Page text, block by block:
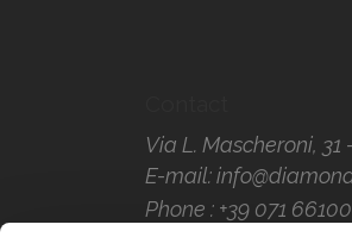
Via L. Mascheroni, 31
E-mail:
Phone : +39 071